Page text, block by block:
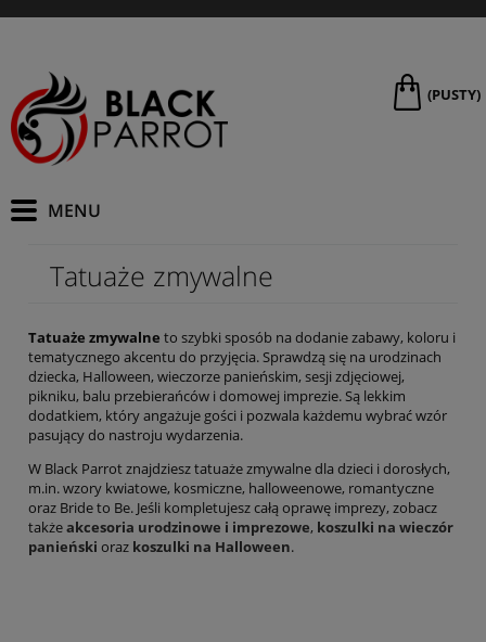
(PUSTY)
Tatuaże zmywalne
Tatuaże zmywalne to szybki sposób na dodanie zabawy, koloru i
tematycznego akcentu do przyjęcia. Sprawdzą się na urodzinach
dziecka, Halloween, wieczorze panieńskim, sesji zdjęciowej,
pikniku, balu przebierańców i domowej imprezie. Są lekkim
dodatkiem, który angażuje gości i pozwala każdemu wybrać wzór
pasujący do nastroju wydarzenia.
W Black Parrot znajdziesz tatuaże zmywalne dla dzieci i dorosłych,
m.in. wzory kwiatowe, kosmiczne, halloweenowe, romantyczne
oraz Bride to Be. Jeśli kompletujesz całą oprawę imprezy, zobacz
takżeakcesoria urodzinowe i imprezowe, koszulki na wieczór
panieński oraz koszulki na Halloween.